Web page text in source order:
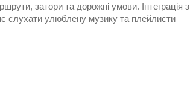
затори та дорожні умови. Інтеграція з
слухати улюблену музику та плейлисти